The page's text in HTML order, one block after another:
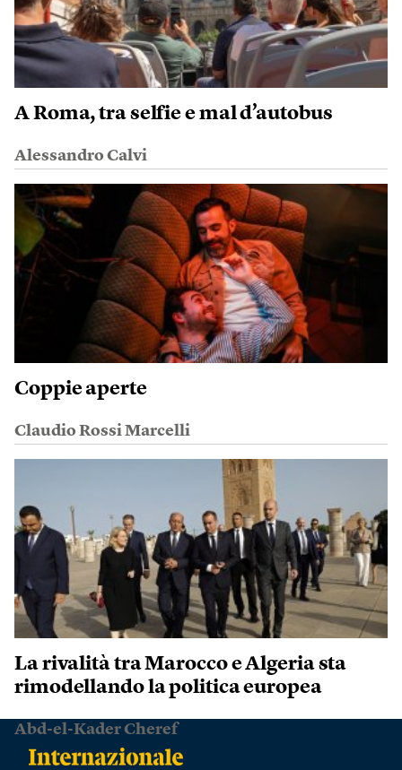
A Roma, tra selfie e mal d’autobus
Alessandro Calvi
Coppie aperte
Claudio Rossi Marcelli
La rivalità tra Marocco e Algeria sta
rimodellando la politica europea
Abd-el-Kader Cheref